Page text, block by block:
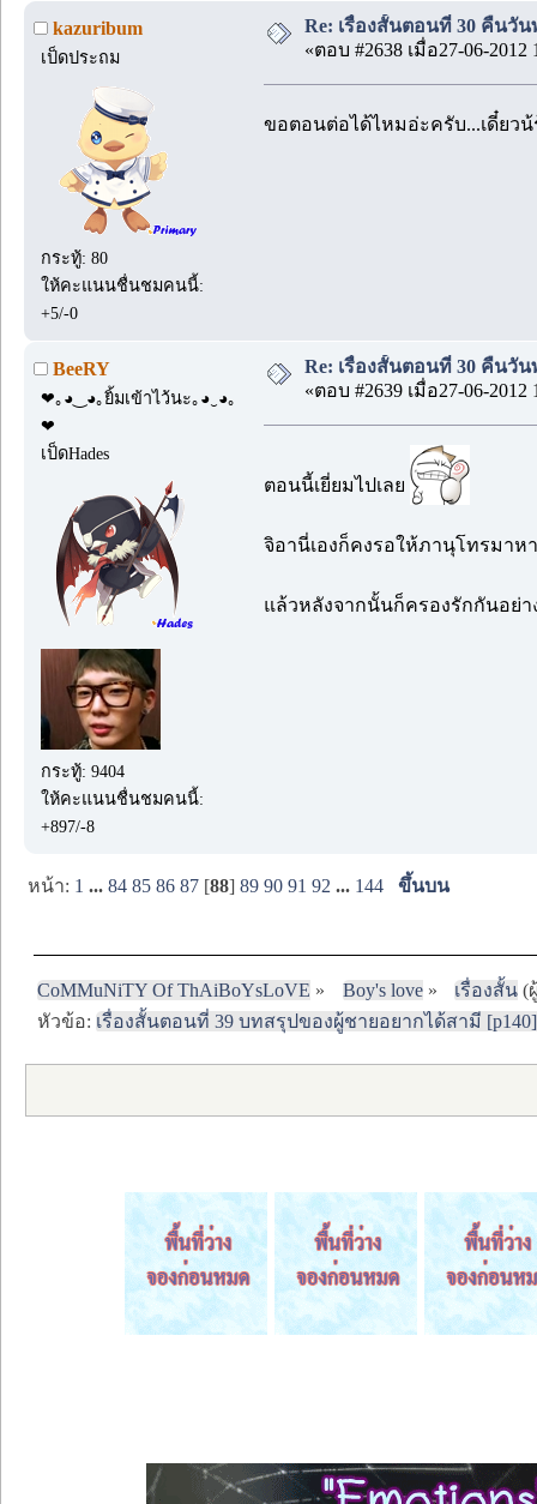
kazuribum
เป็ดประถม
กระทู้: 80
ให้คะแนนชื่นชมคนนี้:
+5/-0
Re: เรื่องสั้นตอนที่ 30 คืนวั
«ตอบ #2638 เมื่อ27-06-2012
ขอตอนต่อได้ไหมอ่ะครับ...เดี๋ยว
BeeRY
❤｡◕‿◕｡ยิ้มเข้าไว้นะ｡◕‿◕｡
❤
เป็ดHades
กระทู้: 9404
ให้คะแนนชื่นชมคนนี้:
+897/-8
Re: เรื่องสั้นตอนที่ 30 คืนวั
«ตอบ #2639 เมื่อ27-06-2012
ตอนนี้เยี่ยมไปเลย
จิอานี่เองก็คงรอให้ภานุโทรมาห
แล้วหลังจากนั้นก็ครองรักกันอย่
หน้า: 1 ...84 85 86 87 [88]89 90 91 92 ... 144 ขึ้นบน
CoMMuNiTY Of ThAiBoYsLoVE » Boy's love» เรื่องสั้น(
หัวข้อ: เรื่องสั้นตอนที่ 39 บทสรุปของผู้ชายอยากได้สามี [p140]